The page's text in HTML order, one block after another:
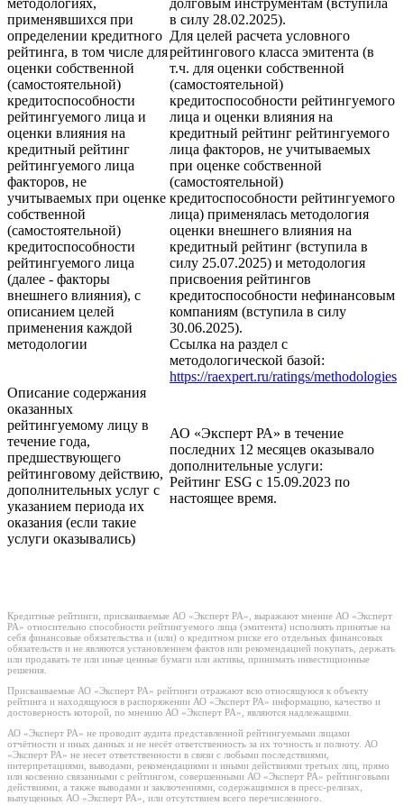
методологиях,
применявшихся при
определении кредитного
рейтинга, в том числе для
оценки собственной
(самостоятельной)
кредитоспособности
рейтингуемого лица и
оценки влияния на
кредитный рейтинг
рейтингуемого лица
факторов, не
учитываемых при оценке
собственной
(самостоятельной)
кредитоспособности
рейтингуемого лица
(далее - факторы
внешнего влияния), с
описанием целей
применения каждой
методологии
долговым инструментам (вступила
в силу 28.02.2025).
Для целей расчета условного
рейтингового класса эмитента (в
т.ч. для оценки собственной
(самостоятельной)
кредитоспособности рейтингуемого
лица и оценки влияния на
кредитный рейтинг рейтингуемого
лица факторов, не учитываемых
при оценке собственной
(самостоятельной)
кредитоспособности рейтингуемого
лица) применялась методология
оценки внешнего влияния на
кредитный рейтинг (вступила в
силу 25.07.2025) и методология
присвоения рейтингов
кредитоспособности нефинансовым
компаниям (вступила в силу
30.06.2025).
Ссылка на раздел с
методологической базой:
https://raexpert.ru/ratings/methodologies
Описание содержания
оказанных
рейтингуемому лицу в
течение года,
предшествующего
рейтинговому действию,
дополнительных услуг с
указанием периода их
оказания (если такие
услуги оказывались)
АО «Эксперт РА» в течение
последних 12 месяцев оказывало
дополнительные услуги:
Рейтинг ESG с 15.09.2023 по
настоящее время.
Кредитные рейтинги, присваиваемые АО «Эксперт РА», выражают мнение АО «Эксперт
РА» относительно способности рейтингуемого лица (эмитента) исполнять принятые на
себя финансовые обязательства и (или) о кредитном риске его отдельных финансовых
обязательств и не являются установлением фактов или рекомендацией покупать, держать
или продавать те или иные ценные бумаги или активы, принимать инвестиционные
решения.
Присваиваемые АО «Эксперт РА» рейтинги отражают всю относящуюся к объекту
рейтинга и находящуюся в распоряжении АО «Эксперт РА» информацию, качество и
достоверность которой, по мнению АО «Эксперт РА», являются надлежащими.
АО «Эксперт РА» не проводит аудита представленной рейтингуемыми лицами
отчётности и иных данных и не несёт ответственность за их точность и полноту. АО
«Эксперт РА» не несет ответственности в связи с любыми последствиями,
интерпретациями, выводами, рекомендациями и иными действиями третьих лиц, прямо
или косвенно связанными с рейтингом, совершенными АО «Эксперт РА» рейтинговыми
действиями, а также выводами и заключениями, содержащимися в пресс-релизах,
выпущенных АО «Эксперт РА», или отсутствием всего перечисленного.